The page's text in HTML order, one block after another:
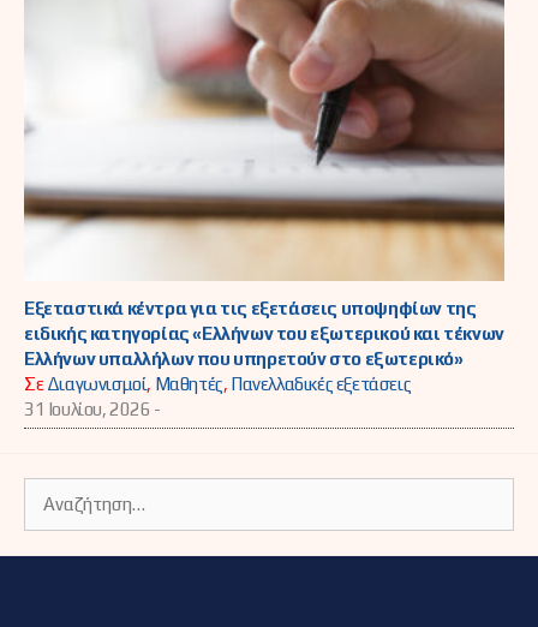
Εξεταστικά κέντρα για τις εξετάσεις υποψηφίων της
ειδικής κατηγορίας «Ελλήνων του εξωτερικού και τέκνων
Ελλήνων υπαλλήλων που υπηρετούν στο εξωτερικό»
ΣεΔιαγωνισμοί, Μαθητές, Πανελλαδικές εξετάσεις
31 Ιουλίου, 2026 -
για: